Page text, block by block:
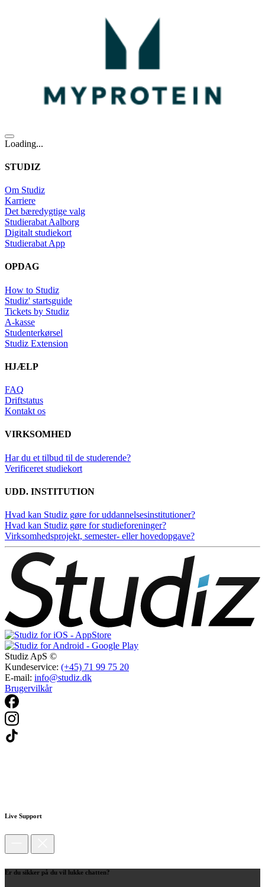
Loading...
STUDIZ
Om Studiz
Karriere
Det bæredygtige valg
Studierabat Aalborg
Digitalt studiekort
Studierabat App
OPDAG
How to Studiz
Studiz' startsguide
Tickets by Studiz
A-kasse
Studenterkørsel
Studiz Extension
HJÆLP
FAQ
Driftstatus
Kontakt os
VIRKSOMHED
Har du et tilbud til de studerende?
Verificeret studiekort
UDD. INSTITUTION
Hvad kan Studiz gøre for uddannelsesinstitutioner?
Hvad kan Studiz gøre for studieforeninger?
Virksomhedsprojekt, semester- eller hovedopgave?
Studiz ApS ©
Kundeservice: (+45) 71 99 75 20
E-mail: info@studiz.dk
Brugervilkår
Live Support
Er du sikker på du vil lukke chatten?